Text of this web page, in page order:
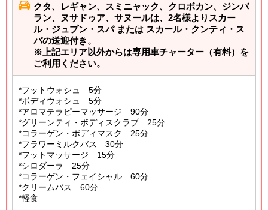
クタ、レギャン、スミニャック、クロボカン、ジンバ
ラン、ヌサドゥア、サヌールは、2名様よりスカー
ル・ジュプン・スパ または スカール・クンティ・ス
パの送迎付き。
※上記エリア以外からは専用車チャーター（有料）を
ご利用ください。
*フットウォシュ 5分
*ボディウォシュ 5分
*アロマテラピーマッサージ 90分
*グリーンティ・ボディスクラブ 25分
*コラーゲン・ボディマスク 25分
*フラワーミルクバス 30分
*フットマッサージ 15分
*シロダーラ 25分
*コラーゲン・フェイシャル 60分
*クリームバス 60分
*軽食